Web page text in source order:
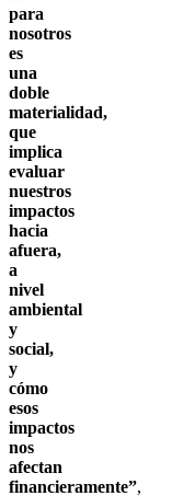
para
nosotros
es
una
doble
materialidad,
que
implica
evaluar
nuestros
impactos
hacia
afuera,
a
nivel
ambiental
y
social,
y
cómo
esos
impactos
nos
afectan
financieramente”,